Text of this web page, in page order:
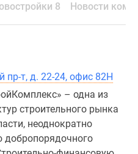
8 Новости
пр-т, д. 22-24, офис 82Н
– одна из
строительного рынка
неоднократно
добропорядочного